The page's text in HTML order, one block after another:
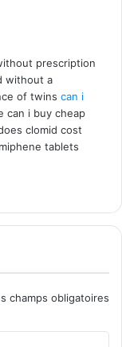
prescription
without a
of twins can i
can i buy cheap
clomid cost
tablets
champs obligatoires